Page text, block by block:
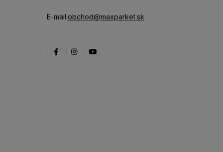
E-mail:obchod@maxparket.sk